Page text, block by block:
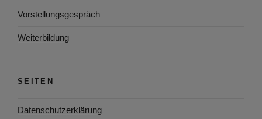
Vorstellungsgespräch
Weiterbildung
SEITEN
Datenschutzerklärung